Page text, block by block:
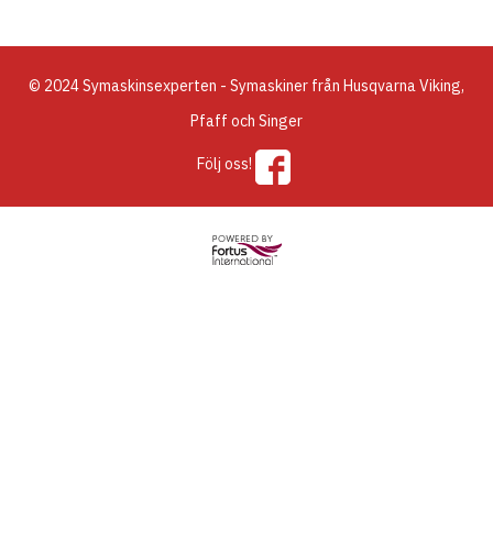
© 2024 Symaskinsexperten - Symaskiner från Husqvarna Viking,
Pfaff och Singer
Följ oss!